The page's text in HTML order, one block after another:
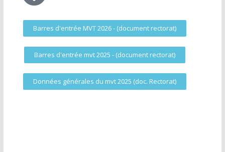
Barres d'entrée MVT 2026 - (document rectorat)
Barres d'entrée mvt 2025 - (document rectorat)
Données générales du mvt 2025 (doc. Rectorat)